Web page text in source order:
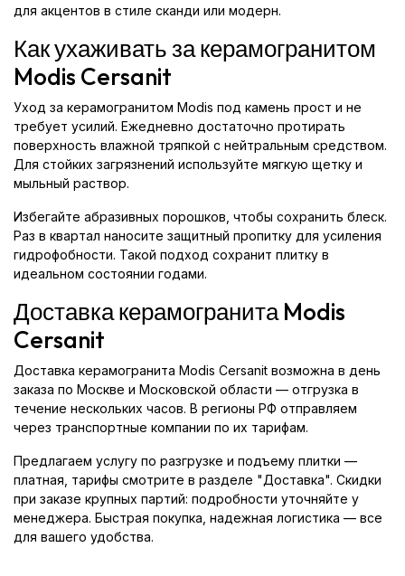
для акцентов в стиле сканди или модерн.
Как ухаживать за керамогранитом
Modis Cersanit
Уход за керамогранитом Modis под камень прост и не
требует усилий. Ежедневно достаточно протирать
поверхность влажной тряпкой с нейтральным средством.
Для стойких загрязнений используйте мягкую щетку и
мыльный раствор.
Избегайте абразивных порошков, чтобы сохранить блеск.
Раз в квартал наносите защитный пропитку для усиления
гидрофобности. Такой подход сохранит плитку в
идеальном состоянии годами.
Доставка керамогранита Modis
Cersanit
Доставка керамогранита Modis Cersanit возможна в день
заказа по Москве и Московской области — отгрузка в
течение нескольких часов. В регионы РФ отправляем
через транспортные компании по их тарифам.
Предлагаем услугу по разгрузке и подъему плитки —
платная, тарифы смотрите в разделе "Доставка". Скидки
при заказе крупных партий: подробности уточняйте у
менеджера. Быстрая покупка, надежная логистика — все
для вашего удобства.